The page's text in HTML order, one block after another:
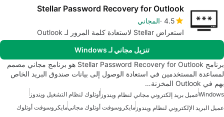
Stellar Password Recovery for Outlook
4.5 المجاني
استعراض Stellar لاستعادة كلمة المرور لـ Outlook
تنزيل مجاني لـ Windows
برنامج Stellar Password Recovery for Outlook هو برنامج مجاني مصمم
لمساعدة المستخدمين في استعادة الوصول إلى بيانات صندوق البريد الخاص
بهم في Outlook المخزنة…
Windowsعميل بريد إلكتروني مجاني لنظام ويندوز أوتلوك لنظام التشغيل ويندوز
عميل البريد الإلكتروني لنظام ويندوز مايكروسوفت أوتلوك مجانيمايكروسوفت أوتلوك